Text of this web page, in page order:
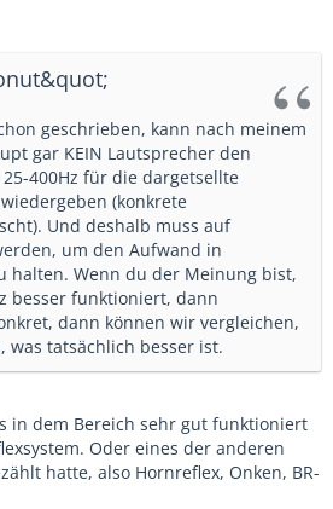
geschrieben, kann nach meinem
gar KEIN Lautsprecher den
400Hz für die dargetsellte
(konkrete
Und deshalb muss auf
um den Aufwand in
halten. Wenn du der Meinung bist,
besser funktioniert, dann
dann können wir vergleichen,
was tatsächlich besser ist.
in dem Bereich sehr gut funktioniert
Oder eines der anderen
hatte, also Hornreflex, Onken, BR-